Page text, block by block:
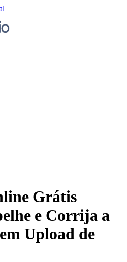
Grátis
e Corrija a
Upload de